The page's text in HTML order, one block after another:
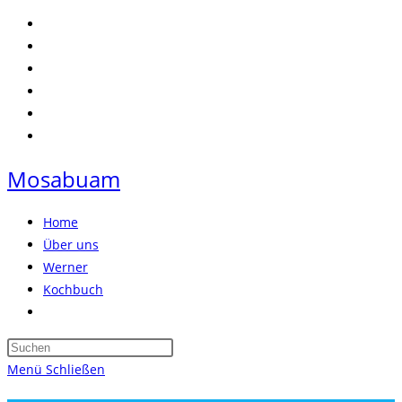
Zum
Inhalt
springen
Mosabuam
Home
Über uns
Werner
Kochbuch
umschalten
Press
Menü Schließen